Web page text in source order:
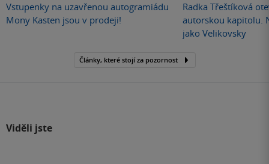
Vstupenky na uzavřenou autogramiádu
Mony Kasten jsou v prodeji!
Radka Třeštíková
autorskou kapitolu.
jako Velikovsky
Články, které stojí za pozornost
Viděli jste